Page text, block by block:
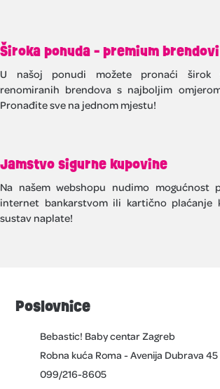
Široka ponuda - premium brendovi
U našoj ponudi možete pronaći širok
renomiranih brendova s najboljim
Pronađite sve na jednom mjestu!
Jamstvo sigurne kupovine
Na našem webshopu nudimo mogućnost
internet bankarstvom ili kartično plaćanje
sustav naplate!
Poslovnice
Bebastic! Baby centar Zagreb
Robna kuća Roma - Avenija Dubrava 45
099/216-8605